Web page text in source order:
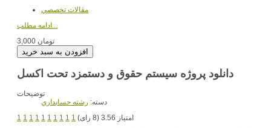
مقالات تخصصي
ادامه مطلب...
3,000 تومان
دانلود پروژه سیستم حقوق و دستمزد تحت اکسل
توضیحات
دسته: رشته حسابداري
1 1 1 1 1 1 1 1 1 1
امتیاز 3.56 (8 رای)